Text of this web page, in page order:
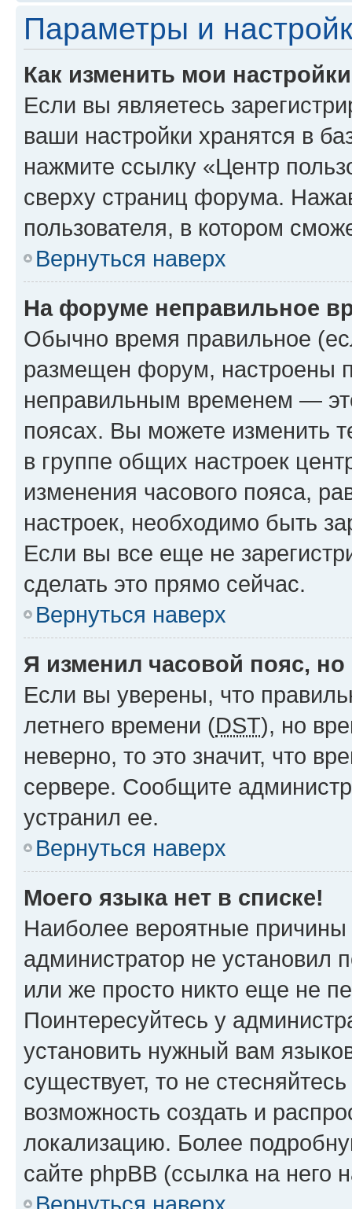
Параметры и
Как изменить мои
Если вы являетесь
ваши настройки хранятся в
нажмите ссылку «Центр
сверху страниц форума.
пользователя, в котором
Вернуться наверх
На форуме неправильное
Обычно время правильное
размещен форум, настроены
неправильным временем —
поясах. Вы можете изменить
в группе общих настроек
изменения часового пояса,
настроек, необходимо быть
Если вы все еще не
сделать это прямо сейчас.
Вернуться наверх
Я изменил часовой пояс,
Если вы уверены, что
летнего времени (DST), но
неверно, то это значит, что
сервере. Сообщите
устранил ее.
Вернуться наверх
Моего языка нет в списке!
Наиболее вероятные причины
администратор не установил
или же просто никто еще не
Поинтересуйтесь у
установить нужный вам
существует, то не
возможность создать и
локализацию. Более
сайте phpBB (ссылка на него
Вернуться наверх